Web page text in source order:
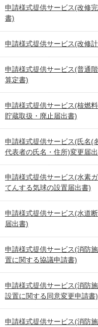
申請様式提供サービス(改修
書)
申請様式提供サービス(改修
申請様式提供サービス(普通
算定書)
申請様式提供サービス(核燃
貯蔵取扱・廃止届出書)
申請様式提供サービス(氏名(
代表者の氏名・住所)変更届
申請様式提供サービス(水素
てんする気球の設置届出書)
申請様式提供サービス(水道
届出書)
申請様式提供サービス(消防
置に関する協議申請書)
申請様式提供サービス(消防
設置に関する同意変更申請書)
申請様式提供サービス(消防